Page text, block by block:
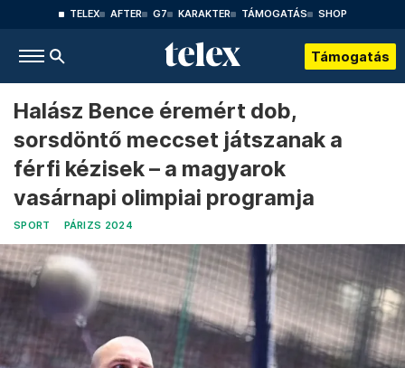
TELEX AFTER G7 KARAKTER TÁMOGATÁS SHOP
Támogatás
Halász Bence éremért dob,
sorsdöntő meccset játszanak a
férfi kézisek – a magyarok
vasárnapi olimpiai programja
SPORT PÁRIZS 2024